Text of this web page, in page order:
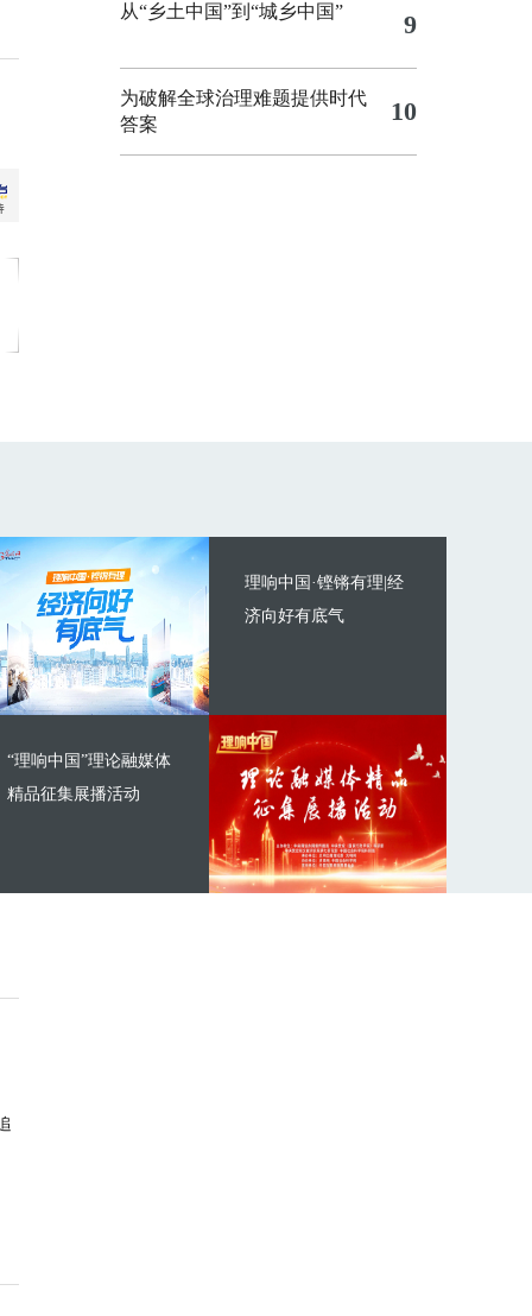
从“乡土中国”到“城乡中国” 9
为破解全球治理难题提供时代
答案
10
理响中国·铿锵有理|经
济向好有底气
“理响中国”理论融媒体
精品征集展播活动